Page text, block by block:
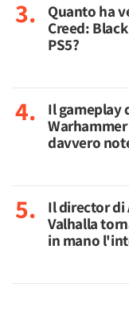
Quanto ha
Creed:
PS5?
Il gameplay
davvero
Il director di
Valhalla
in mano